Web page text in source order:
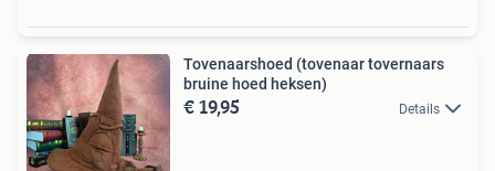
Tovenaarshoed (tovenaar tovernaars
bruine hoed heksen)
€ 19,95 Details